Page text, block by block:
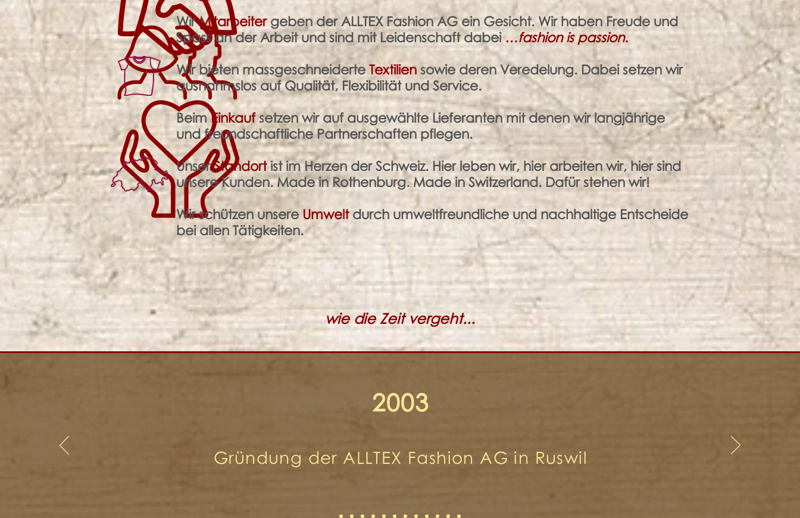
WirMitarbeiter geben der ALLTEX Fashion AG ein Gesicht. Wir haben Freude und
Spass an der Arbeit und sind mit Leidenschaft dabei…fashion is passion.
Wir bieten massgeschneiderteTextilien sowie deren Veredelung. Dabei setzen wir
ausnahmslos auf Qualität, Flexibilität und Service.
BeimEinkaufsetzen wir auf ausgewählte Lieferanten mit denen wir langjährige
und freundschaftliche Partnerschaften pflegen.
UnserStandortist im Herzen der Schweiz. Hier leben wir, hier arbeiten wir, hier sind
unsere Kunden. Made in Rothenburg. Made in Switzerland. Dafür stehen wir!
Wir schützen unsere Umwelt durch umweltfreundliche und nachhaltige Entscheide
bei allen Tätigkeiten.
wie die Zeit vergeht...
2003
Gründung der ALLTEX Fashion AG in Ruswil